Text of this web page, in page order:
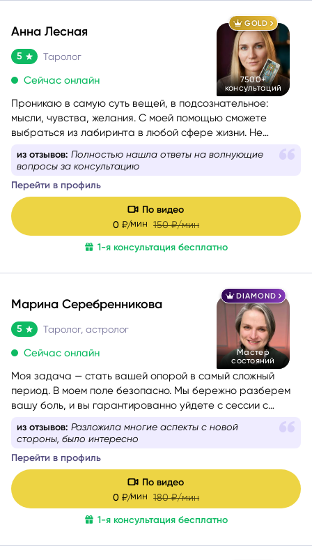
GOLD
7500+
консультаций
Анна Лесная
5 Таролог
Сейчас онлайн
Проникаю в самую суть вещей, в подсознательное:
мысли, чувства, желания. С моей помощью сможете
выбраться из лабиринта в любой сфере жизни. Не
формулировкой. На консультации со мной вы найдёте
из отзывов: Полностью нашла ответы на волнующие
вопросы за консультацию
Перейти в профиль
По видео
0 ₽/мин150 ₽/мин
1-я консультация бесплатно
DIAMOND
Мастер
состояний
Марина Серебренникова
5 Таролог, астролог
Сейчас онлайн
Моя задача — стать вашей опорой в самый сложный
период. В моем поле безопасно. Мы бережно разберем
вашу боль, и вы гарантированно уйдете с сессии с
новыми силами, вдохновением и верой в себя. Я таролог
и консультант с глубоким жизненным опытом. Мой подход
её внутреннюю логику, причины и возможные варианты
развития, чтобы вы могли опереться на это в своих
решениях. Я не работаю через оценки «правильно/
неправильно». Я помогаю увидеть картину честно и
спокойно — и выбрать тот путь, который будет для вас
из отзывов: Разложила многие аспекты с новой
стороны, было интересно
Перейти в профиль
По видео
0 ₽/мин180 ₽/мин
1-я консультация бесплатно